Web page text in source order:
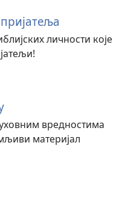
личности које
вредностима
материјал